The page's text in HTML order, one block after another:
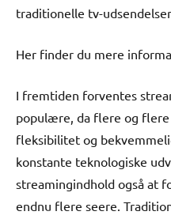
traditionelle tv-
Her finder du mere
I fremtiden forventes
populære, da flere og
fleksibilitet og
konstante teknologiske
streamingindhold også at
endnu flere seere.